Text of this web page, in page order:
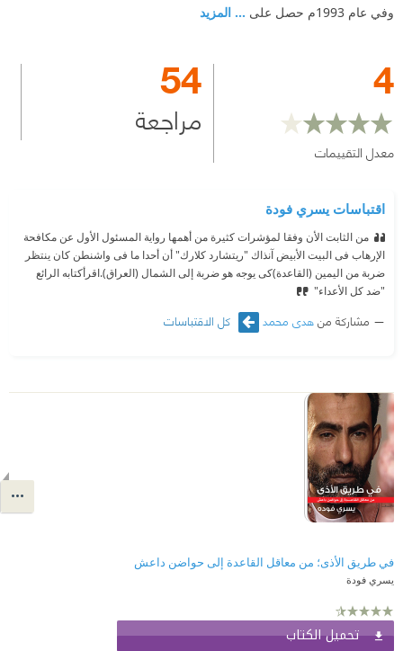
وفي عام 1993م حصل على
... المزيد
4
معدل التقييمات
54
مراجعة
اقتباسات يسري فودة
من الثابت الأن وفقا لمؤشرات كثيرة من أهمها رواية المسئول الأول عن مكافحة
الإرهاب فى البيت الأبيض آنذاك "ريتشارد كلارك" أن أحدا ما فى واشنطن كان ينتظر
ضربة من اليمين (القاعدة)كى يوجه هو ضربة إلى الشمال (العراق).اقرأكتابه الرائع
"ضد كل الأعداء"
مشاركة منهدى محمد كل الاقتباسات
في طريق الأذى؛ من معاقل القاعدة إلى حواضن داعش
يسري فودة
تحميل الكتاب